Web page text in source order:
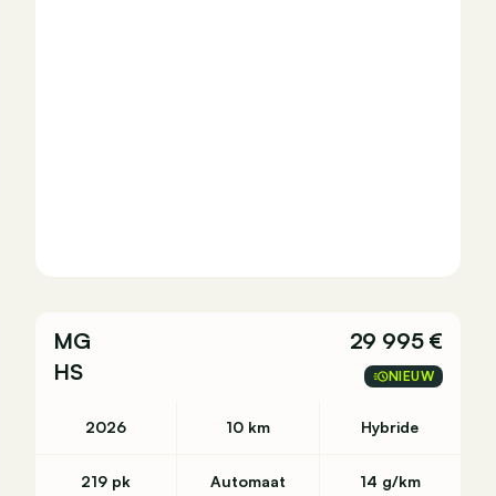
MG
HS
29 995 €
NIEUW
2026 10 km Hybride
219 pk Automaat 14 g/km